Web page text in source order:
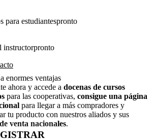
para estudiantespronto
instructorpronto
enormes ventajas
ahora y accede a docenas de cursos
para las cooperativas, consigue una página
para llegar a más compradores y
tu producto con nuestros aliados y sus
venta nacionales.